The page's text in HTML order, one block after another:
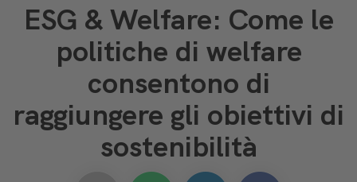
ESG & Welfare: Come le
politiche di welfare
consentono di
raggiungere gli obiettivi di
sostenibilità